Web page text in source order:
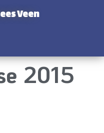
Veen
2015